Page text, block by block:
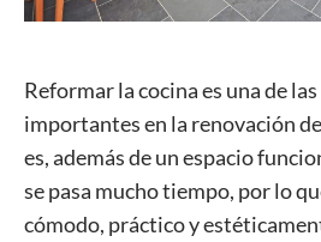
Reformar la cocina es una de
importantes en la renovación
es, además de un espacio
se pasa mucho tiempo, por lo
cómodo, práctico y